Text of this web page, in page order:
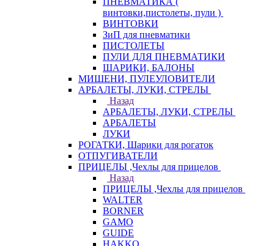
винтовки,пистолеты, пули )
ВИНТОВКИ
ЗиП для пневматики
ПИСТОЛЕТЫ
ПУЛИ ДЛЯ ПНЕВМАТИКИ
ШАРИКИ, БАЛОНЫ
МИШЕНИ, ПУЛЕУЛОВИТЕЛИ
АРБАЛЕТЫ, ЛУКИ, СТРЕЛЫ
Назад
АРБАЛЕТЫ, ЛУКИ, СТРЕЛЫ
АРБАЛЕТЫ
ЛУКИ
РОГАТКИ, Шарики для рогаток
ОТПУГИВАТЕЛИ
ПРИЦЕЛЫ ,Чехлы для прицелов
Назад
ПРИЦЕЛЫ ,Чехлы для прицелов
WALTER
BORNER
GAMO
GUIDE
HAKKO